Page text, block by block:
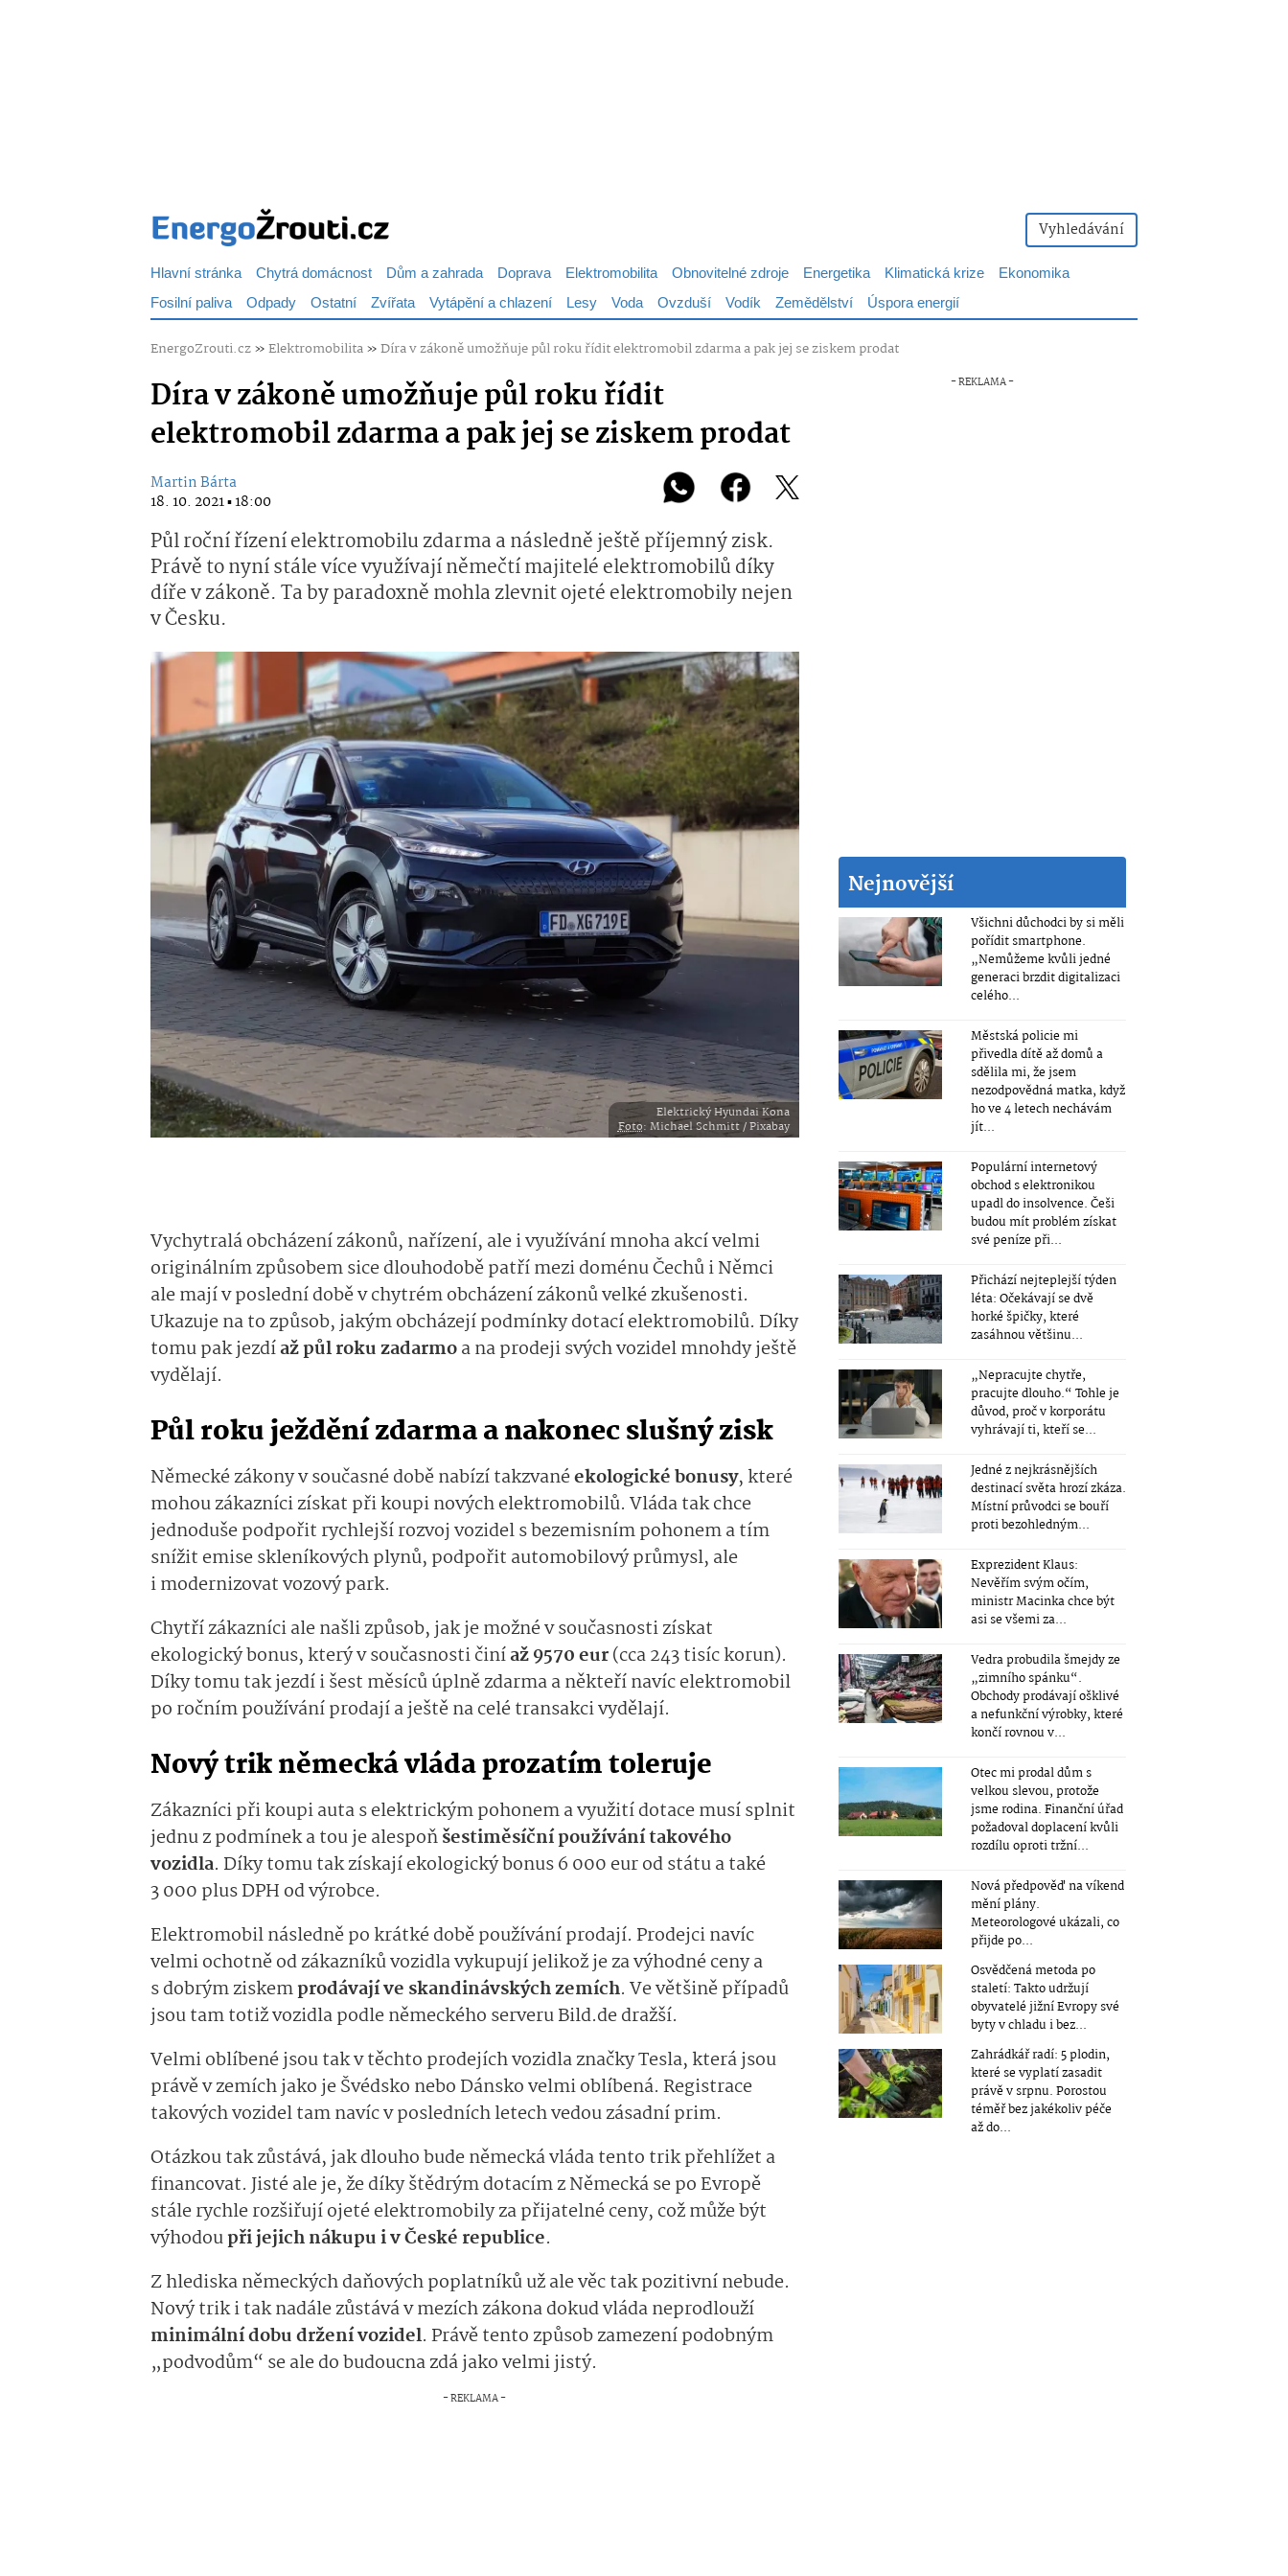
Vyhledávání
Hlavní stránka Chytrá domácnost Dům a zahrada Doprava Elektromobilita Obnovitelné zdroje Energetika Klimatická krize
Ekonomika
Fosilní paliva Odpady Ostatní Zvířata Vytápění a chlazení Lesy Voda Ovzduší Vodík Zemědělství Úspora energií
EnergoZrouti.cz»Elektromobilita»Díra v zákoně umožňuje půl roku řídit elektromobil zdarma a pak jej se ziskem prodat
Díra v zákoně umožňuje půl roku řídit
elektromobil zdarma a pak jej se ziskem prodat
Martin Bárta
18. 10. 2021 ▪ 18:00
Půl roční řízení elektromobilu zdarma a následně ještě příjemný zisk.
Právě to nyní stále více využívají němečtí majitelé elektromobilů díky
díře v zákoně. Ta by paradoxně mohla zlevnit ojeté elektromobily nejen
v Česku.
Elektrický Hyundai Kona
Foto: Michael Schmitt / Pixabay
Vychytralá obcházení zákonů, nařízení, ale i využívání mnoha akcí velmi
originálním způsobem sice dlouhodobě patří mezi doménu Čechů i Němci
ale mají v poslední době v chytrém obcházení zákonů velké zkušenosti.
Ukazuje na to způsob, jakým obcházejí podmínky dotací elektromobilů. Díky
tomu pak jezdíaž půl roku zadarmoa na prodeji svých vozidel mnohdy ještě
vydělají.
Půl roku ježdění zdarma a nakonec slušný zisk
Německé zákony v současné době nabízí takzvanéekologické bonusy, které
mohou zákazníci získat při koupi nových elektromobilů. Vláda tak chce
jednoduše podpořit rychlejší rozvoj vozidel s bezemisním pohonem a tím
snížit emise skleníkových plynů, podpořit automobilový průmysl, ale
i modernizovat vozový park.
Chytří zákazníci ale našli způsob, jak je možné v současnosti získat
ekologický bonus, který v současnosti činíaž 9570 eur(cca 243 tisíc korun).
Díky tomu tak jezdí i šest měsíců úplně zdarma a někteří navíc elektromobil
po ročním používání prodají a ještě na celé transakci vydělají.
Nový trik německá vláda prozatím toleruje
Zákazníci při koupi auta s elektrickým pohonem a využití dotace musí splnit
jednu z podmínek a tou je alespoňšestiměsíční používání takového
vozidla. Díky tomu tak získají ekologický bonus 6 000 eur od státu a také
3 000 plus DPH od výrobce.
Elektromobil následně po krátké době používání prodají. Prodejci navíc
velmi ochotně od zákazníků vozidla vykupují jelikož je za výhodné ceny a
s dobrým ziskemprodávají ve skandinávských zemích. Ve většině případů
jsou tam totiž vozidla podle německého serveru Bild.de dražší.
Velmi oblíbené jsou tak v těchto prodejích vozidla značky Tesla, která jsou
právě v zemích jako je Švédsko nebo Dánsko velmi oblíbená. Registrace
takových vozidel tam navíc v posledních letech vedou zásadní prim.
Otázkou tak zůstává, jak dlouho bude německá vláda tento trik přehlížet a
financovat. Jisté ale je, že díky štědrým dotacím z Německá se po Evropě
stále rychle rozšiřují ojeté elektromobily za přijatelné ceny, což může být
výhodoupři jejich nákupu i v České republice.
Z hlediska německých daňových poplatníků už ale věc tak pozitivní nebude.
Nový trik i tak nadále zůstává v mezích zákona dokud vláda neprodlouží
minimální dobu držení vozidel. Právě tento způsob zamezení podobným
„podvodům“ se ale do budoucna zdá jako velmi jistý.
Nejnovější
Všichni důchodci by si měli
pořídit smartphone.
„Nemůžeme kvůli jedné
generaci brzdit digitalizaci
celého...
Městská policie mi
přivedla dítě až domů a
sdělila mi, že jsem
nezodpovědná matka, když
ho ve 4 letech nechávám
jít...
Populární internetový
obchod s elektronikou
upadl do insolvence. Češi
budou mít problém získat
své peníze při...
Přichází nejteplejší týden
léta: Očekávají se dvě
horké špičky, které
zasáhnou většinu...
„Nepracujte chytře,
pracujte dlouho.“ Tohle je
důvod, proč v korporátu
vyhrávají ti, kteří se...
Jedné z nejkrásnějších
destinací světa hrozí zkáza.
Místní průvodci se bouří
proti bezohledným...
Exprezident Klaus:
Nevěřím svým očím,
ministr Macinka chce být
asi se všemi za...
Vedra probudila šmejdy ze
„zimního spánku“.
Obchody prodávají ošklivé
a nefunkční výrobky, které
končí rovnou v...
Otec mi prodal dům s
velkou slevou, protože
jsme rodina. Finanční úřad
požadoval doplacení kvůli
rozdílu oproti tržní...
Nová předpověď na víkend
mění plány.
Meteorologové ukázali, co
přijde po...
Osvědčená metoda po
staletí: Takto udržují
obyvatelé jižní Evropy své
byty v chladu i bez...
Zahrádkář radí: 5 plodin,
které se vyplatí zasadit
právě v srpnu. Porostou
téměř bez jakékoliv péče
až do...